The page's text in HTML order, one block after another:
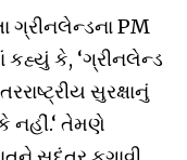
ગ્રીનલેન્ડના PM
કહ્યું કે, ‘ગ્રીનલેન્ડ
સુરક્ષાનું
નહીં.‘ તેમણે